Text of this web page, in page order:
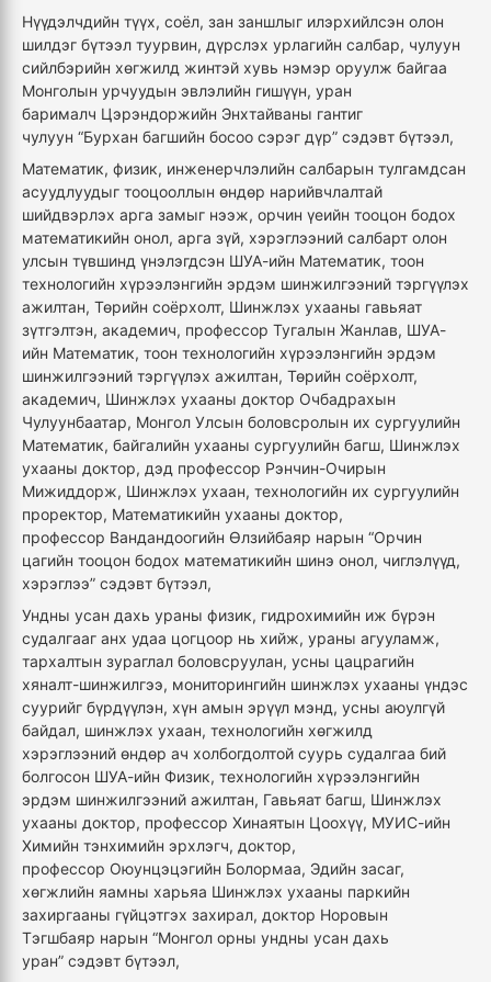
Нүүдэлчдийн түүх, соёл, зан заншлыг илэрхийлсэн олон
шилдэг бүтээл туурвин, дүрслэх урлагийн салбар, чулуун
сийлбэрийн хөгжилд жинтэй хувь нэмэр оруулж байгаа
Монголын урчуудын эвлэлийн гишүүн, уран
барималч Цэрэндоржийн Энхтайваны гантиг
чулуун “Бурхан багшийн босоо сэрэг дүр” сэдэвт бүтээл,
Математик, физик, инженерчлэлийн салбарын тулгамдсан
асуудлуудыг тооцооллын өндөр нарийвчлалтай
шийдвэрлэх арга замыг нээж, орчин үеийн тооцон бодох
математикийн онол, арга зүй, хэрэглээний салбарт олон
улсын түвшинд үнэлэгдсэн ШУА-ийн Математик, тоон
технологийн хүрээлэнгийн эрдэм шинжилгээний тэргүүлэх
ажилтан, Төрийн соёрхолт, Шинжлэх ухааны гавьяат
зүтгэлтэн, академич, профессор Тугалын Жанлав, ШУА-
ийн Математик, тоон технологийн хүрээлэнгийн эрдэм
шинжилгээний тэргүүлэх ажилтан, Төрийн соёрхолт,
академич, Шинжлэх ухааны доктор Очбадрахын
Чулуунбаатар, Монгол Улсын боловсролын их сургуулийн
Математик, байгалийн ухааны сургуулийн багш, Шинжлэх
ухааны доктор, дэд профессор Рэнчин-Очирын
Мижиддорж, Шинжлэх ухаан, технологийн их сургуулийн
проректор, Математикийн ухааны доктор,
профессор Вандандоогийн Өлзийбаяр нарын “Орчин
цагийн тооцон бодох математикийн шинэ онол, чиглэлүүд,
хэрэглээ” сэдэвт бүтээл,
Ундны усан дахь ураны физик, гидрохимийн иж бүрэн
судалгааг анх удаа цогцоор нь хийж, ураны агууламж,
тархалтын зураглал боловсруулан, усны цацрагийн
хяналт-шинжилгээ, мониторингийн шинжлэх ухааны үндэс
суурийг бүрдүүлэн, хүн амын эрүүл мэнд, усны аюулгүй
байдал, шинжлэх ухаан, технологийн хөгжилд
хэрэглээний өндөр ач холбогдолтой суурь судалгаа бий
болгосон ШУА-ийн Физик, технологийн хүрээлэнгийн
эрдэм шинжилгээний ажилтан, Гавьяат багш, Шинжлэх
ухааны доктор, профессор Хинаятын Цоохүү, МУИС-ийн
Химийн тэнхимийн эрхлэгч, доктор,
профессор Оюунцэцэгийн Болормаа, Эдийн засаг,
хөгжлийн яамны харьяа Шинжлэх ухааны паркийн
захиргааны гүйцэтгэх захирал, доктор Норовын
Тэгшбаяр нарын “Монгол орны ундны усан дахь
уран” сэдэвт бүтээл,